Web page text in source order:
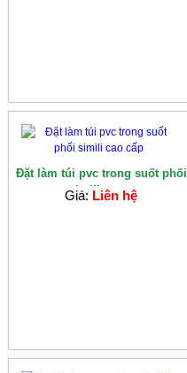
Đặt làm túi pvc trong suốt phối
simili cao...
Giá: Liên hệ